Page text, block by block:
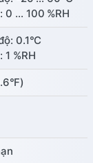
0 … 100 %RH
0.1°C
1 %RH